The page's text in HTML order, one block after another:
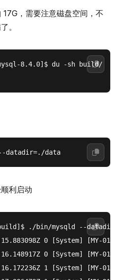
，需要注意磁盘空间，不
。
mysql-8.4.0]$ du -sh build/
datadir=./data
利启动
build]$ ./bin/mysqld --
0 [System] [MY-
0 [System] [MY-
1 [System] [MY-